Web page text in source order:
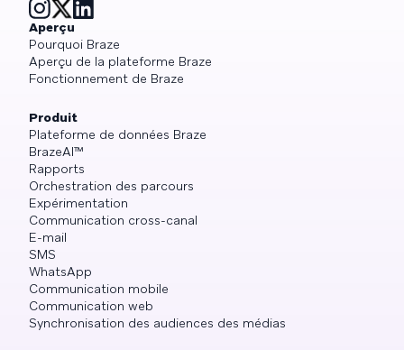
Aperçu
Pourquoi Braze
Aperçu de la plateforme Braze
Fonctionnement de Braze
Produit
Plateforme de données Braze
BrazeAI™
Rapports
Orchestration des parcours
Expérimentation
Communication cross-canal
E-mail
SMS
WhatsApp
Communication mobile
Communication web
Synchronisation des audiences des médias